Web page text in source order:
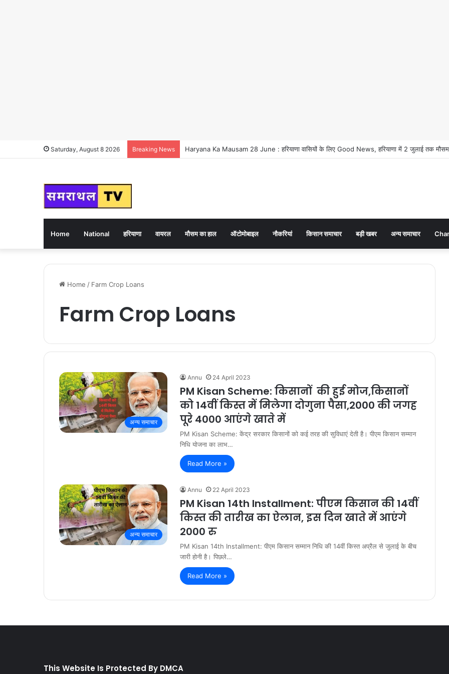
Saturday, August 8 2026 Breaking News Haryana Ka Mausam 28 June : हरियाणा वासियों के लिए Good News, हरियाणा में 2 जुलाई तक मौसम
Home National हरियाणा वायरल मौसम का हाल ऑटोमोबाइल नौकरियां किसान समाचार बड़ी खबर अन्य समाचार
Home / Farm Crop Loans
Farm Crop Loans
अन्य समाचार
Annu 24 April 2023
PM Kisan Scheme: किसानों की हुई मोज,किसानों
को 14वीं किस्त में मिलेगा दोगुना पैसा,2000 की जगह
पूरे 4000 आएंगे खाते में
PM Kisan Scheme: केंद्र सरकार किसानों को कई तरह की सुविधाएं देती है। पीएम किसान सम्मान
निधि योजना का लाभ…
Read More »
अन्य समाचार
Annu 22 April 2023
PM Kisan 14th Installment: पीएम किसान की 14वीं
किस्त की तारीख का ऐलान, इस दिन खाते में आएंगे
2000 रु
PM Kisan 14th Installment: पीएम किसान सम्मान निधि की 14वीं किस्त अप्रैल से जुलाई के बीच
जारी होनी है। पिछले…
Read More »
This Website Is Protected By DMCA